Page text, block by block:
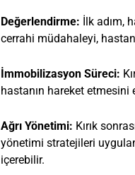
Değerlendirme: İlk adım,
cerrahi müdahaleyi,
İmmobilizasyon Süreci:
hastanın hareket etmesini
Ağrı Yönetimi: Kırık
yönetimi stratejileri
içerebilir.